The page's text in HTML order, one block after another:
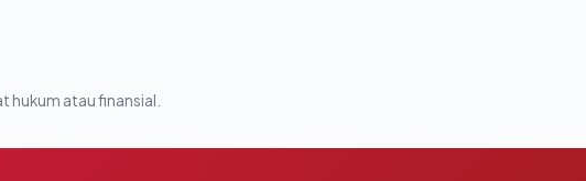
hukum atau finansial.